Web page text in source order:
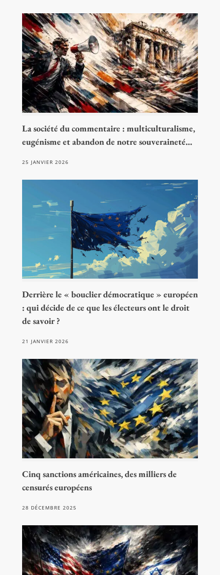
La société du commentaire : multiculturalisme,
eugénisme et abandon de notre souveraineté…
25 JANVIER 2026
Derrière le « bouclier démocratique » européen
: qui décide de ce que les électeurs ont le droit
de savoir ?
21 JANVIER 2026
Cinq sanctions américaines, des milliers de
censurés européens
28 DÉCEMBRE 2025